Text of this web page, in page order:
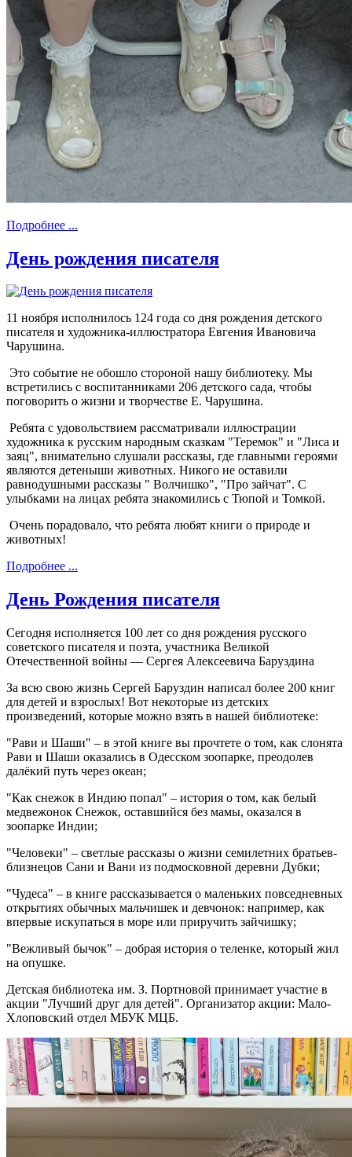
Подробнее ...
День рождения писателя
11 ноября исполнилось 124 года со дня рождения детского
писателя и художника-иллюстратора Евгения Ивановича
Чарушина.
Это событие не обошло стороной нашу библиотеку. Мы
встретились с воспитанниками 206 детского сада, чтобы
поговорить о жизни и творчестве Е. Чарушина.
Ребята с удовольствием рассматривали иллюстрации
художника к русским народным сказкам "Теремок" и "Лиса и
заяц", внимательно слушали рассказы, где главными героями
являются детеныши животных. Никого не оставили
равнодушными рассказы " Волчишко", "Про зайчат". С
улыбками на лицах ребята знакомились с Тюпой и Томкой.
Очень порадовало, что ребята любят книги о природе и
животных!
Подробнее ...
День Рождения писателя
Сегодня исполняется 100 лет со дня рождения русского
советского писателя и поэта, участника Великой
Отечественной войны — Сергея Алексеевича Баруздина
За всю свою жизнь Сергей Баруздин написал более 200 книг
для детей и взрослых! Вот некоторые из детских
произведений, которые можно взять в нашей библиотеке:
"Рави и Шаши" – в этой книге вы прочтете о том, как слонята
Рави и Шаши оказались в Одесском зоопарке, преодолев
далёкий путь через океан;
"Как снежок в Индию попал" – история о том, как белый
медвежонок Снежок, оставшийся без мамы, оказался в
зоопарке Индии;
"Человеки" – светлые рассказы о жизни семилетних братьев-
близнецов Сани и Вани из подмосковной деревни Дубки;
"Чудеса" – в книге рассказывается о маленьких повседневных
открытиях обычных мальчишек и девчонок: например, как
впервые искупаться в море или приручить зайчишку;
"Вежливый бычок" – добрая история о теленке, который жил
на опушке.
Детская библиотека им. З. Портновой принимает участие в
акции "Лучший друг для детей". Организатор акции: Мало-
Хлоповский отдел МБУК МЦБ.